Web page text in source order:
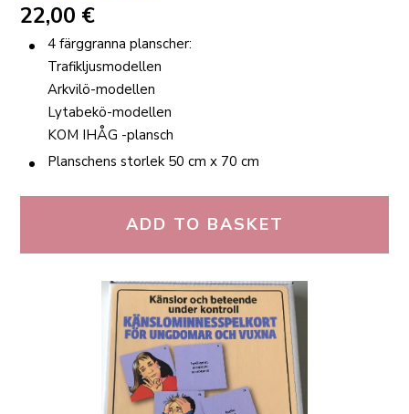
22,00 €
4 färggranna planscher:
Trafikljusmodellen
Arkvilö-modellen
Lytabekö-modellen
KOM IHÅG -plansch
Planschens storlek 50 cm x 70 cm
ADD TO BASKET